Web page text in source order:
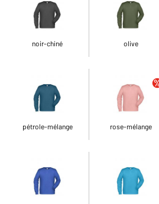
noir-chiné olive
pétrole-mélange rose-mélange